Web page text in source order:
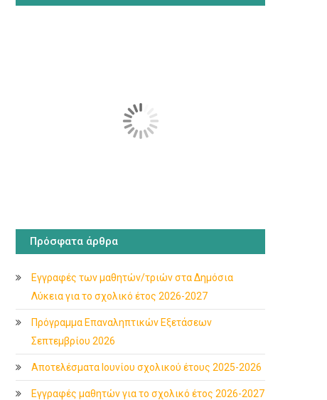
Πρόσφατα άρθρα
Εγγραφές των μαθητών/τριών στα Δημόσια
Λύκεια για το σχολικό έτος 2026-2027
Πρόγραμμα Επαναληπτικών Εξετάσεων
Σεπτεμβρίου 2026
Αποτελέσματα Ιουνίου σχολικού έτους 2025-2026
Εγγραφές μαθητών για το σχολικό έτος 2026-2027